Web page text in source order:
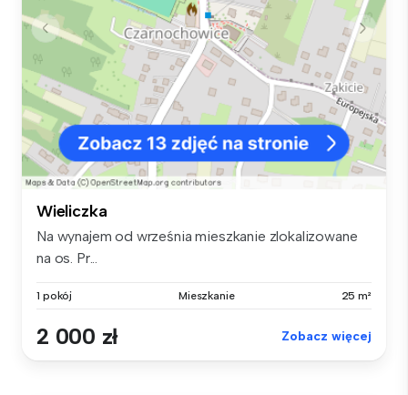
Wieliczka
Na wynajem od września mieszkanie zlokalizowane
na os. Pr...
1 pokój Mieszkanie 25 m²
2 000 zł Zobacz więcej